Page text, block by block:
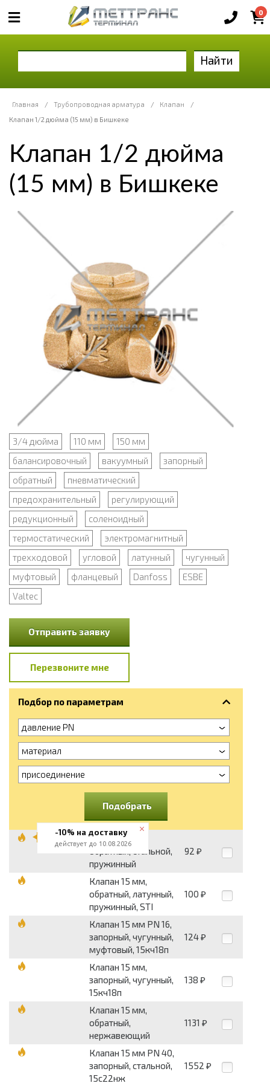
0
Найти
Главная / Трубопроводная арматура / Клапан
/
Клапан 1/2 дюйма (15 мм) в Бишкеке
Клапан 1/2 дюйма
(15 мм) в Бишкеке
3/4 дюйма 110 мм
150 мм
балансировочный
вакуумный
запорный
обратный
пневматический
предохранительный
регулирующий
редукционный
соленоидный
термостатический
электромагнитный
трехходовой
угловой латунный
чугунный
муфтовый
фланцевый Danfoss
ESBE
Valtec
Отправить заявку
Перезвоните мне
Подбор по параметрам
давление PN
материал
присоединение
Подобрать
Клапан 15 мм,
обратный, стальной,
пружинный
92 ₽
Клапан 15 мм,
обратный, латунный,
пружинный, STI
100 ₽
Клапан 15 мм PN 16,
запорный, чугунный,
муфтовый, 15кч18п
124 ₽
Клапан 15 мм,
запорный, чугунный,
15кч18п
138 ₽
Клапан 15 мм,
обратный,
нержавеющий
1131 ₽
Клапан 15 мм PN 40,
запорный, стальной,
15с22нж
1552 ₽
-10% на доставку
действует до 10.08.2026